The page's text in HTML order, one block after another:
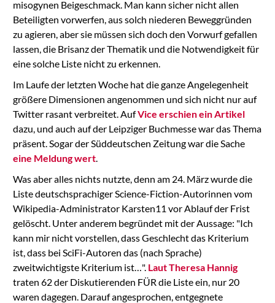
misogynen Beigeschmack. Man kann sicher nicht allen
Beteiligten vorwerfen, aus solch niederen Beweggründen
zu agieren, aber sie müssen sich doch den Vorwurf gefallen
lassen, die Brisanz der Thematik und die Notwendigkeit für
eine solche Liste nicht zu erkennen.
Im Laufe der letzten Woche hat die ganze Angelegenheit
größere Dimensionen angenommen und sich nicht nur auf
Twitter rasant verbreitet. AufVice erschien ein Artikel
dazu, und auch auf der Leipziger Buchmesse war das Thema
präsent. Sogar der Süddeutschen Zeitung war die Sache
eine Meldung wert.
Was aber alles nichts nutzte, denn am 24. März wurde die
Liste deutschsprachiger Science-Fiction-Autorinnen vom
Wikipedia-Administrator Karsten11 vor Ablauf der Frist
gelöscht. Unter anderem begründet mit der Aussage: "Ich
kann mir nicht vorstellen, dass Geschlecht das Kriterium
ist, dass bei SciFi-Autoren das (nach Sprache)
zweitwichtigste Kriterium ist…".Laut Theresa Hannig
traten 62 der Diskutierenden FÜR die Liste ein, nur 20
waren dagegen. Darauf angesprochen, entgegnete